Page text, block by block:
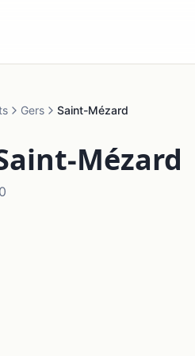
Gers Saint-Mézard
Mézard